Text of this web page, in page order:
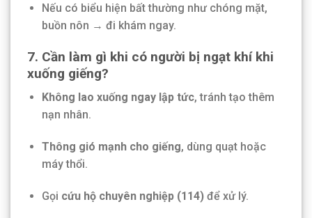
Nếu có biểu hiện bất thường như chóng mặt,
buồn nôn → đi khám ngay.
7. Cần làm gì khi có người bị ngạt khí khi
xuống giếng?
Không lao xuống ngay lập tức, tránh tạo thêm
nạn nhân.
Thông gió mạnh cho giếng, dùng quạt hoặc
máy thổi.
Gọi cứu hộ chuyên nghiệp (114)để xử lý.